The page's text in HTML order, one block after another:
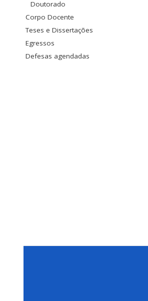
Doutorado
Corpo Docente
Teses e Dissertações
Egressos
Defesas agendadas